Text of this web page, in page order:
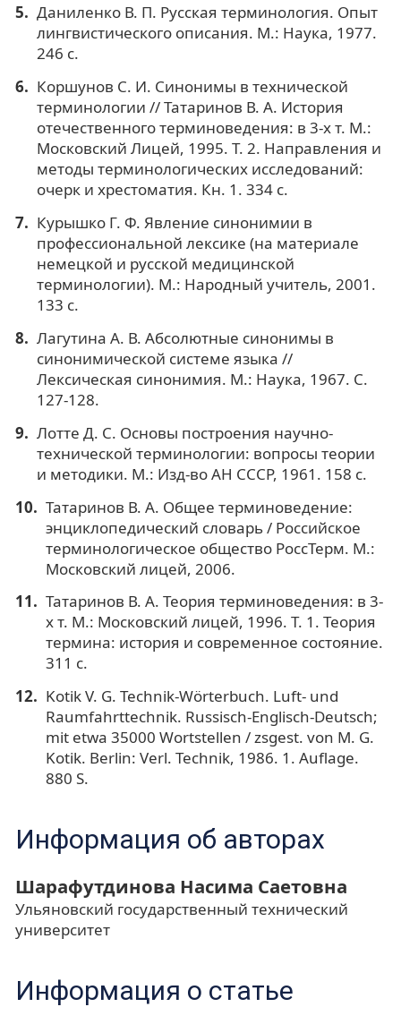
Даниленко В. П. Русская терминология. Опыт
лингвистического описания. М.: Наука, 1977.
246 с.
Коршунов С. И. Синонимы в технической
терминологии // Татаринов В. А. История
отечественного терминоведения: в 3-х т. М.:
Московский Лицей, 1995. Т. 2. Направления и
методы терминологических исследований:
очерк и хрестоматия. Кн. 1. 334 с.
Курышко Г. Ф. Явление синонимии в
профессиональной лексике (на материале
немецкой и русской медицинской
терминологии). М.: Народный учитель, 2001.
133 с.
Лагутина А. В. Абсолютные синонимы в
синонимической системе языка //
Лексическая синонимия. М.: Наука, 1967. С.
127-128.
Лотте Д. С. Основы построения научно-
технической терминологии: вопросы теории
и методики. М.: Изд-во АН СССР, 1961. 158 с.
Татаринов В. А. Общее терминоведение:
энциклопедический словарь / Российское
терминологическое общество РоссТерм. М.:
Московский лицей, 2006.
Татаринов В. А. Теория терминоведения: в 3-
х т. М.: Московский лицей, 1996. Т. 1. Теория
термина: история и современное состояние.
311 с.
Kotik V. G. Technik-Wörterbuch. Luft- und
Raumfahrttechnik. Russisch-Englisch-Deutsch;
mit etwa 35000 Wortstellen / zsgest. von M. G.
Kotik. Berlin: Verl. Technik, 1986. 1. Auflage.
880 S.
Информация об авторах
Шарафутдинова Насима Саетовна
Ульяновский государственный технический
университет
Информация о статье